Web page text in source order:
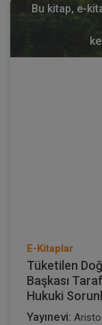
Bu kitap, e-
E-Kitaplar
Tüketilen
Başkası
Hukuki
Yayınevi: Aristo